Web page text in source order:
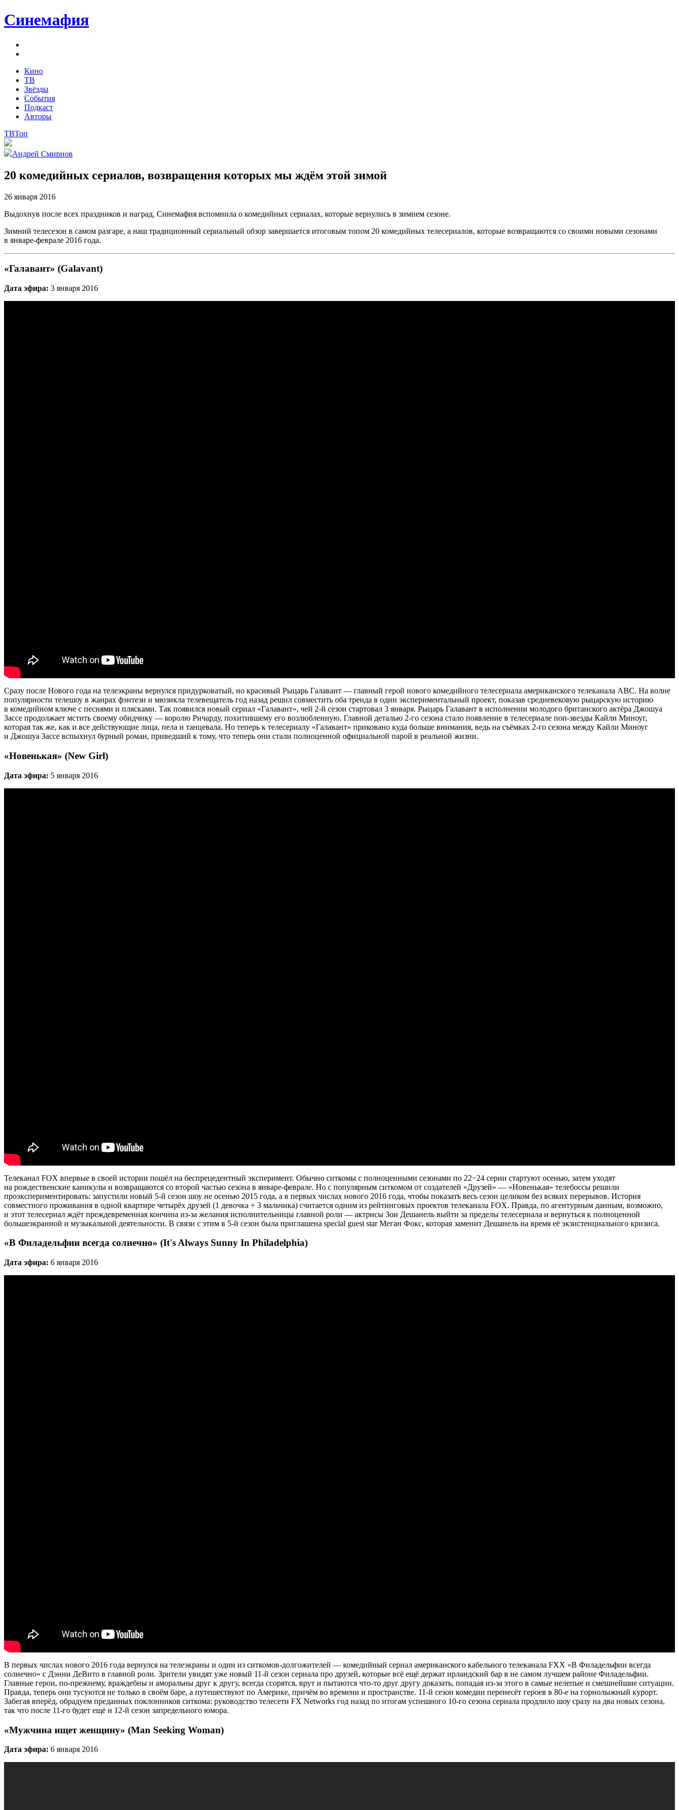
Синемафия
Кино
ТВ
Звёзды
События
Подкаст
Авторы
ТВТоп
Андрей Смирнов
20 комедийных сериалов, возвращения которых мы ждём этой зимой
26 января 2016
Выдохнув после всех праздников и наград, Синемафия вспомнила о комедийных сериалах, которые вернулись в зимнем сезоне.
Зимний телесезон в самом разгаре, а наш традиционный сериальный обзор завершается итоговым топом 20 комедийных телесериалов, которые возвращаются со своими новыми сезонами
в январе-феврале 2016 года.
«Галавант» (Galavant)
Дата эфира: 3 января 2016
Сразу после Нового года на телеэкраны вернулся придурковатый, но красивый Рыцарь Галавант — главный герой нового комедийного телесериала американского телеканала ABC. На волне
популярности телешоу в жанрах фэнтези и мюзикла телевещатель год назад решил совместить оба тренда в один экспериментальный проект, показав средневековую рыцарскую историю
в комедийном ключе с песнями и плясками. Так появился новый сериал «Галавант», чей 2-й сезон стартовал 3 января. Рыцарь Галавант в исполнении молодого британского актёра Джошуа
Зассе продолжает мстить своему обидчику — королю Ричарду, похитившему его возлюбленную. Главной деталью 2-го сезона стало появление в телесериале поп-звезды Кайли Миноуг,
которая так же, как и все действующие лица, пела и танцевала. Но теперь к телесериалу «Галавант» приковано куда больше внимания, ведь на съёмках 2-го сезона между Кайли Миноуг
и Джошуа Зассе вспыхнул бурный роман, приведший к тому, что теперь они стали полноценной официальной парой в реальной жизни.
«Новенькая» (New Girl)
Дата эфира: 5 января 2016
Телеканал FOX впервые в своей истории пошёл на беспрецедентный эксперимент. Обычно ситкомы с полноценными сезонами по 22−24 серии стартуют осенью, затем уходят
на рождественские каникулы и возвращаются со второй частью сезона в январе-феврале. Но с популярным ситкомом от создателей «Друзей» — «Новенькая» телебоссы решили
проэкспериментировать: запустили новый 5-й сезон шоу не осенью 2015 года, а в первых числах нового 2016 года, чтобы показать весь сезон целиком без всяких перерывов. История
совместного проживания в одной квартире четырёх друзей (1 девочка + 3 мальчика) считается одним из рейтинговых проектов телеканала FOX. Правда, по агентурным данным, возможно,
и этот телесериал ждёт преждевременная кончина из-за желания исполнительницы главной роли — актрисы Зои Дешанель выйти за пределы телесериала и вернуться к полноценной
большеэкранной и музыкальной деятельности. В связи с этим в 5-й сезон была приглашена special guest star Меган Фокс, которая заменит Дешанель на время её экзистенциального кризиса.
«В Филадельфии всегда солнечно» (It's Always Sunny In Philadelphia)
Дата эфира: 6 января 2016
В первых числах нового 2016 года вернулся на телеэкраны и один из ситкомов-долгожителей — комедийный сериал американского кабельного телеканала FXX «В Филадельфии всегда
солнечно» с Дэнни ДеВито в главной роли. Зрители увидят уже новый 11-й сезон сериала про друзей, которые всё ещё держат ирландский бар в не самом лучшем районе Филадельфии.
Главные герои, по-прежнему, враждебны и аморальны друг к другу, всегда ссорятся, врут и пытаются что-то друг другу доказать, попадая из-за этого в самые нелепые и смешнейшие ситуации.
Правда, теперь они тусуются не только в своём баре, а путешествуют по Америке, причём во времени и пространстве. 11-й сезон комедии перенесёт героев в 80-е на горнолыжный курорт.
Забегая вперёд, обрадуем преданных поклонников ситкома: руководство телесети FX Networks год назад по итогам успешного 10-го сезона сериала продлило шоу сразу на два новых сезона,
так что после 11-го будет ещё и 12-й сезон запредельного юмора.
«Мужчина ищет женщину» (Man Seeking Woman)
Дата эфира: 6 января 2016